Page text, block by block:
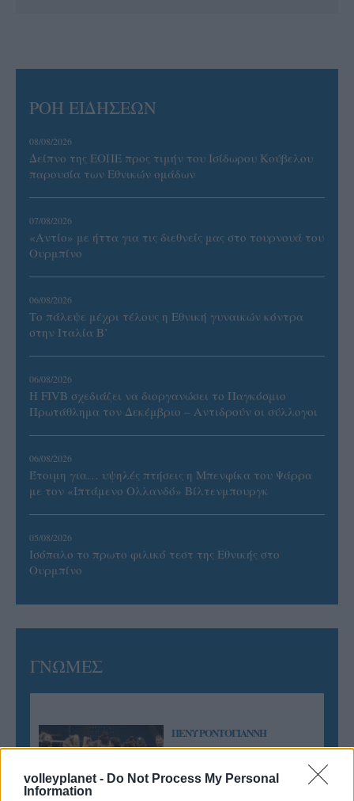
volleyplanet - Do Not Process My Personal
Information
ΡΟΗ ΕΙΔΗΣΕΩΝ
08/08/2026
Δείπνο της ΕΟΠΕ προς τιμήν του Ισίδωρου Κούβελου
παρουσία των Εθνικών ομάδων
07/08/2026
«Αντίο» με ήττα για τις διεθνείς μας στο τουρνουά του
Ουρμπίνο
06/08/2026
Το πάλεψε μέχρι τέλους η Εθνική γυναικών κόντρα
στην Ιταλία Β’
06/08/2026
Η FIVB σχεδιάζει να διοργανώσει το Παγκόσμιο
Πρωτάθλημα τον Δεκέμβριο – Αντιδρούν οι σύλλογοι
06/08/2026
Έτοιμη για… υψηλές πτήσεις η Μπενφίκα του Ψάρρα
με τον «Ιπτάμενο Ολλανδό» Βίλτενμπουργκ
05/08/2026
Ισόπαλο το πρωτο φιλικό τεστ της Εθνικής στο
Ουρμπίνο
ΓΝΩΜΕΣ
ΠΕΝΥ ΡΟΝΤΟΓΙΑΝΝΗ
11/03/2026
Από την Περούτζια του 2000
στο σήμερα: Tο τρίτο